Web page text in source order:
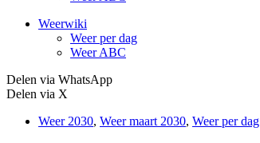
Weerwiki
Weer per dag
Weer ABC
Delen via WhatsApp
Delen via X
Weer 2030, Weer maart 2030, Weer per dag